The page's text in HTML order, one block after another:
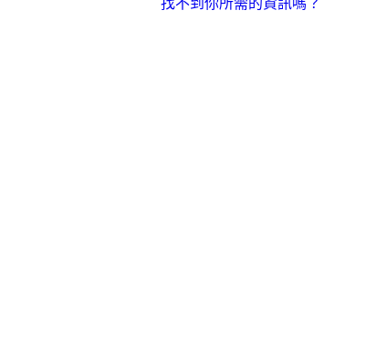
找不到你所需的資訊嗎？